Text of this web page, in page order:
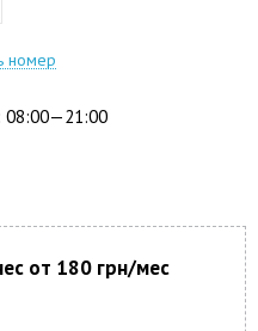
47-37
номер
08:00—21:00
от 180 грн/мес